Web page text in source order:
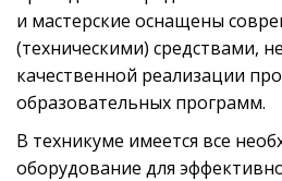
и мастерские оснащены
(техническими) средствами,
качественной реализации
образовательных программ.
В техникуме имеется все
оборудование для